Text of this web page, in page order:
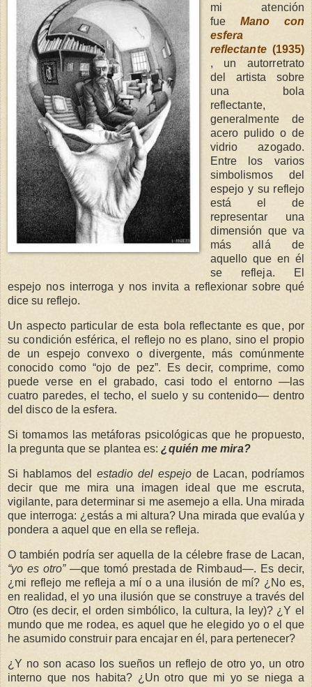
mi atención
fue Mano con
esfera
reflectante(1935)
, un autorretrato
del artista sobre
una bola
reflectante,
generalmente de
acero pulido o de
vidrio azogado.
Entre los varios
simbolismos del
espejo y su reflejo
está el de
representar una
dimensión que va
más allá de
aquello que en él
se refleja. El
espejo nos interroga y nos invita a reflexionar sobre qué
dice su reflejo.
Un aspecto particular de esta bola reflectante es que, por
su condición esférica, el reflejo no es plano, sino el propio
de un espejo convexo o divergente, más comúnmente
conocido como “ojo de pez”. Es decir, comprime, como
puede verse en el grabado, casi todo el entorno —las
cuatro paredes, el techo, el suelo y su contenido— dentro
del disco de la esfera.
Si tomamos las metáforas psicológicas que he propuesto,
la pregunta que se plantea es:¿quién me mira?
Si hablamos del estadio del espejo de Lacan, podríamos
decir que me mira una imagen ideal que me escruta,
vigilante, para determinar si me asemejo a ella. Una mirada
que interroga: ¿estás a mi altura? Una mirada que evalúa y
pondera a aquel que en ella se refleja.
O también podría ser aquella de la célebre frase de Lacan,
“yo es otro” —que tomó prestada de Rimbaud—. Es decir,
¿mi reflejo me refleja a mí o a una ilusión de mí? ¿No es,
en realidad, el yo una ilusión que se construye a través del
Otro (es decir, el orden simbólico, la cultura, la ley)? ¿Y el
mundo que me rodea, es aquel que he elegido yo o el que
he asumido construir para encajar en él, para pertenecer?
¿Y no son acaso los sueños un reflejo de otro yo, un otro
interno que nos habita? ¿Un otro que mi yo se niega a